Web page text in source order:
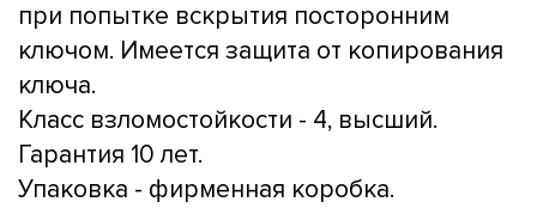
при попытке вскрытия посторонним
ключом. Имеется защита от копирования
ключа.
Класс взломостойкости - 4, высший.
Гарантия 10 лет.
Упаковка - фирменная коробка.